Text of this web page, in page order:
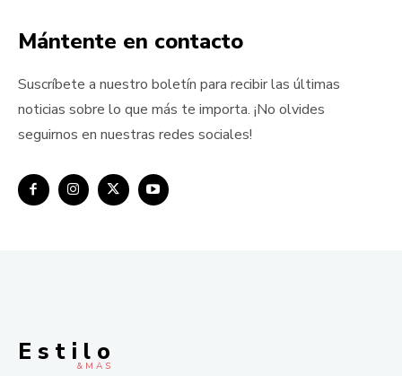
Mántente en contacto
Suscríbete a nuestro boletín para recibir las últimas
noticias sobre lo que más te importa. ¡No olvides
seguirnos en nuestras redes sociales!
E s t i l o
& M À S